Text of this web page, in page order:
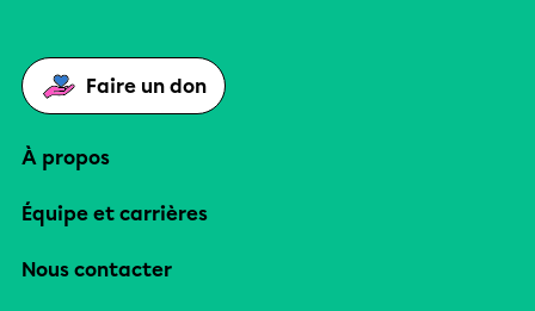
Faire un don
À propos
Équipe et carrières
Nous contacter